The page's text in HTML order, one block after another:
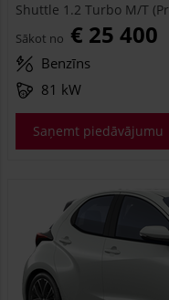
Shuttle 1.2 Turbo M/T
Sākot no € 25 400
Benzīns
81 kW
Saņemt piedāvājumu